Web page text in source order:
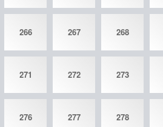
266 267 268
271 272 273
276 277 278